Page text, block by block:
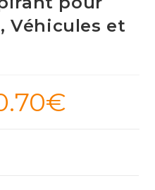
Véhicules et
€